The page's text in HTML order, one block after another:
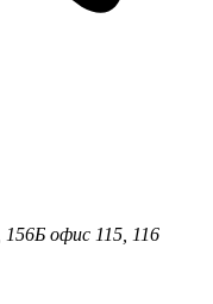
офис 115, 116